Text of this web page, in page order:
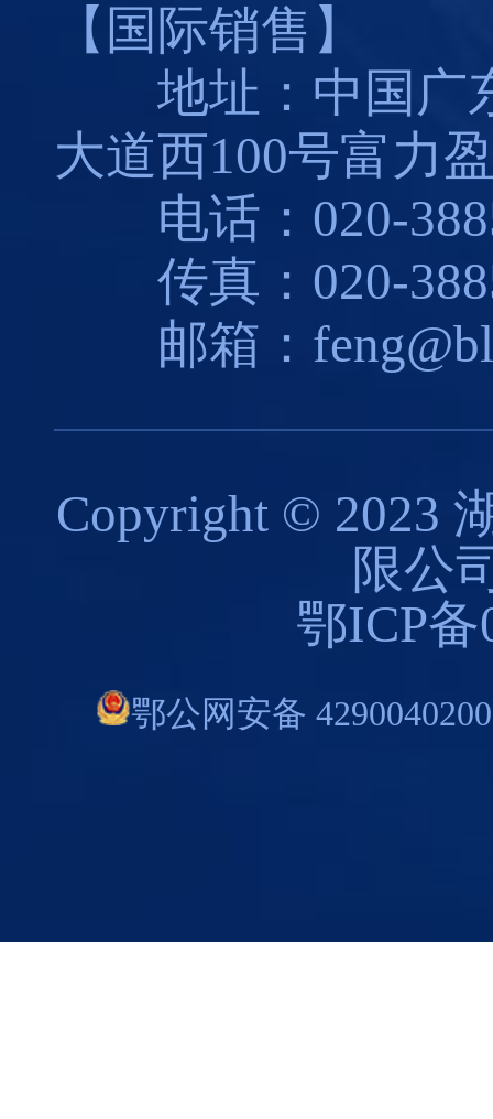
【国际销售】
地址：中国广
大道西100号富力
电话：020-
传真：020-
邮箱：
Copyright © 2023
限公
鄂ICP备
鄂公网安备